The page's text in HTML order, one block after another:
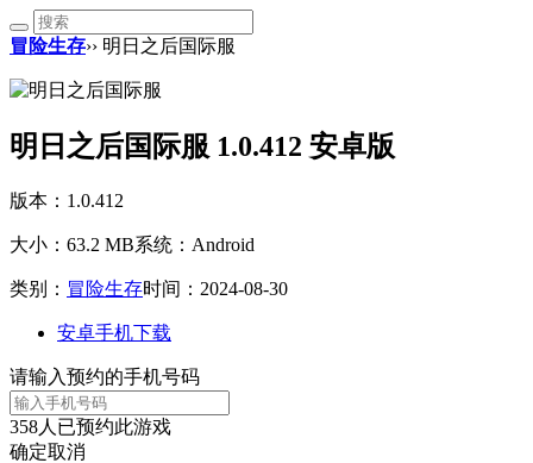
冒险生存›› 明日之后国际服
明日之后国际服 1.0.412 安卓版
版本：1.0.412
大小：63.2 MB系统：Android
类别： 冒险生存时间：2024-08-30
安卓手机下载
请输入预约的手机号码
358人已预约此游戏
确定取消